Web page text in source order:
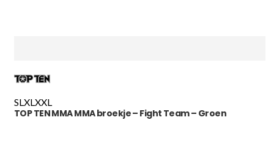
SL XL XXL
TOP TEN MMA MMA broekje – Fight Team – Groen